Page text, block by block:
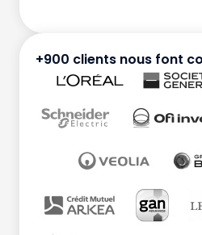
+900 clients nous font